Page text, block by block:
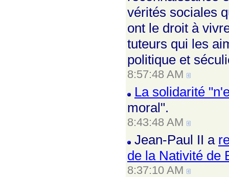
vérités sociales
ont le droit à
tuteurs qui les
politique et
8:57:48 AM
La solidarité
moral".
8:43:48 AM
Jean-Paul II a
de la Nativité de
8:37:10 AM